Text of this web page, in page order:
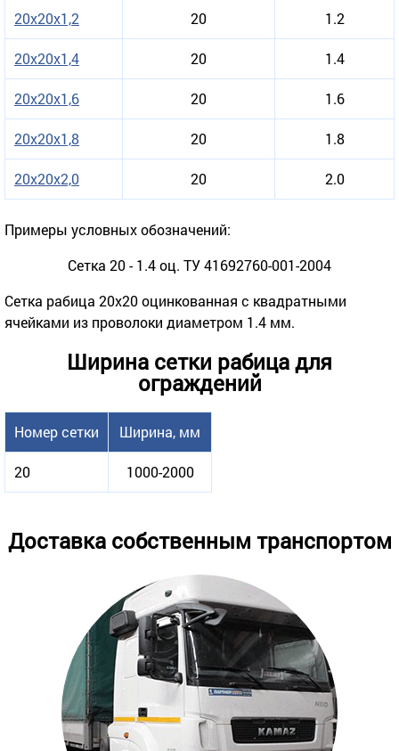
20х20х1,2 20 1.2
20х20х1,4 20 1.4
20х20х1,6 20 1.6
20х20х1,8 20 1.8
20х20х2,0 20 2.0
Примеры условных обозначений:
Сетка 20 - 1.4 оц. ТУ 41692760-001-2004
Сетка рабица 20х20 оцинкованная с квадратными
ячейками из проволоки диаметром 1.4 мм.
Ширина сетки рабица для
ограждений
Номер сетки Ширина, мм
20 1000-2000
Доставка собственным транспортом